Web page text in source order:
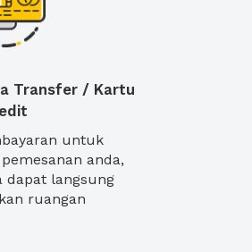
Transfer / Kartu
untuk
anda,
dapat langsung
ruangan